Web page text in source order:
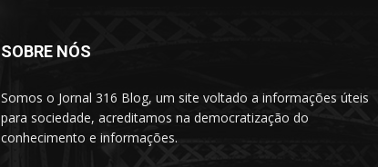
SOBRE NÓS
Somos o Jornal 316 Blog, um site voltado a informações úteis
para sociedade, acreditamos na democratização do
conhecimento e informações.